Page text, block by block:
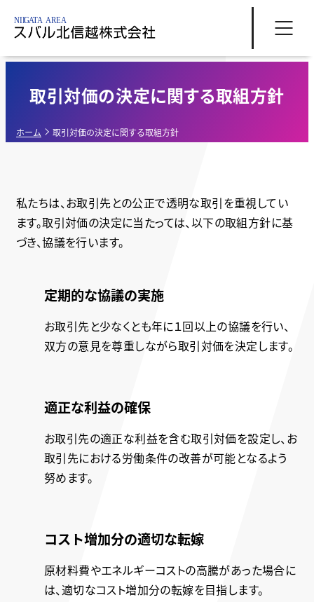
取引対価の決定に関する取組方針
ホーム 取引対価の決定に関する取組方針
私たちは、お取引先との公正で透明な取引を重視してい
ます。取引対価の決定に当たっては、以下の取組方針に基
づき、協議を行います。
定期的な協議の実施
お取引先と少なくとも年に１回以上の協議を行い、
双方の意見を尊重しながら取引対価を決定します。
適正な利益の確保
お取引先の適正な利益を含む取引対価を設定し、お
取引先における労働条件の改善が可能となるよう
努めます。
コスト増加分の適切な転嫁
原材料費やエネルギーコストの高騰があった場合に
は、適切なコスト増加分の転嫁を目指します。